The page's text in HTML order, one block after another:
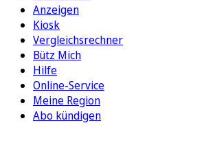
Anzeigen
Kiosk
Vergleichsrechner
Bütz Mich
Hilfe
Online-Service
Meine Region
Abo kündigen